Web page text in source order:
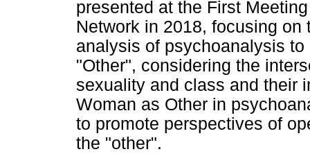
presented at the First
Network in 2018, focusing
analysis of psychoanalysis
"Other", considering the
sexuality and class and their
Woman as Other in
to promote perspectives of
the "other".